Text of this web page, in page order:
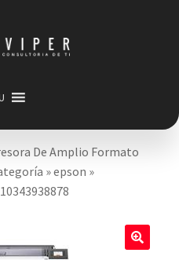
Expandir
menú
De Amplio Formato
»epson »